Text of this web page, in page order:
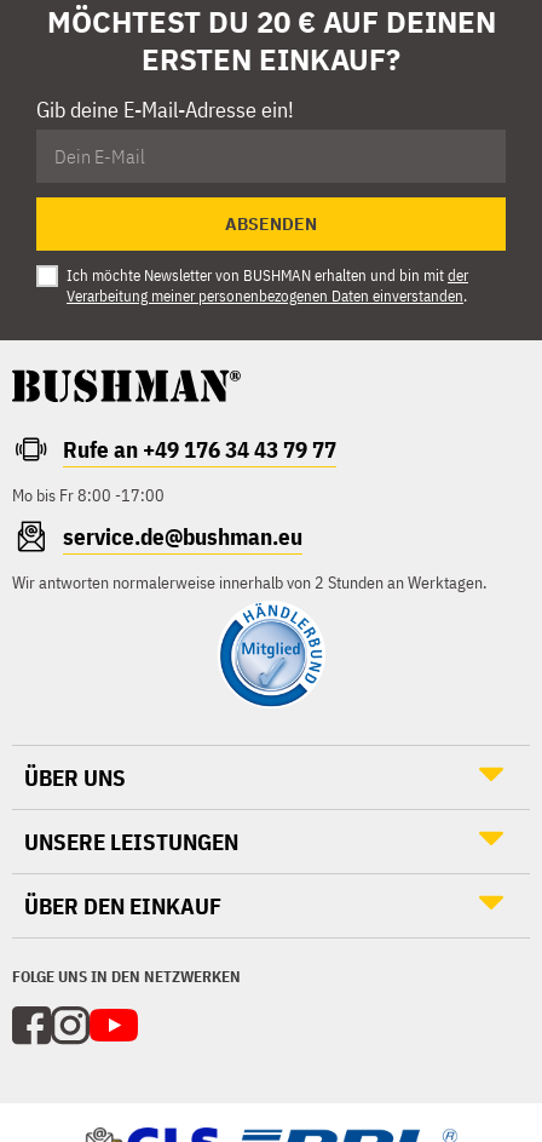
MÖCHTEST DU 20 € AUF DEINEN
ERSTEN EINKAUF?
Gib deine E-Mail-Adresse ein!
ABSENDEN
Ich möchte Newsletter von BUSHMAN erhalten und bin mitder
Verarbeitung meiner personenbezogenen Daten einverstanden.
Rufe an +49 176 34 43 79 77
Mo bis Fr 8:00 -17:00
service.de@bushman.eu
Wir antworten normalerweise innerhalb von 2 Stunden an Werktagen.
FOLGE UNS IN DEN NETZWERKEN
ÜBER UNS
UNSERE LEISTUNGEN
ÜBER DEN EINKAUF